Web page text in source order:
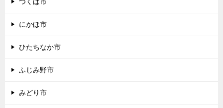
にかほ市
ひたちなか市
ふじみ野市
みどり市